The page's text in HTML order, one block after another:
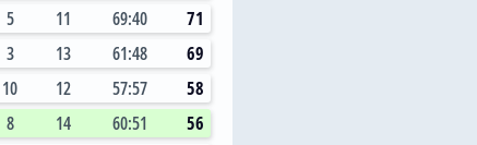
5 11 69:40
71
3 13 61:48
69
10 12 57:57
58
8 14 60:51
56